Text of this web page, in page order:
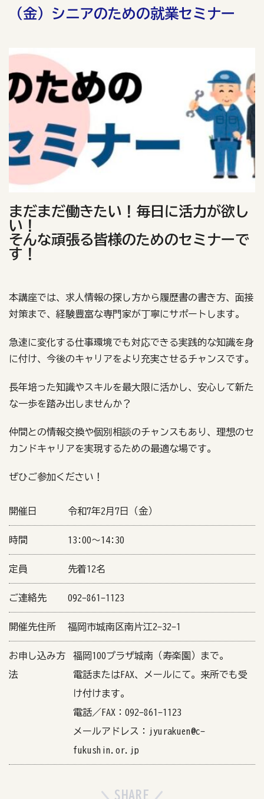
（金）シニアのための就業セミナー
まだまだ働きたい！毎日に活力が欲し
い！
そんな頑張る皆様のためのセミナーで
す！
本講座では、求人情報の探し方から履歴書の書き方、面接
対策まで、経験豊富な専門家が丁寧にサポートします。
急速に変化する仕事環境でも対応できる実践的な知識を身
に付け、今後のキャリアをより充実させるチャンスです。
長年培った知識やスキルを最大限に活かし、安心して新た
な一歩を踏み出しませんか？
仲間との情報交換や個別相談のチャンスもあり、理想のセ
カンドキャリアを実現するための最適な場です。
ぜひご参加ください！
開催日 令和7年2月7日（金）
時間 13:00〜14:30
定員 先着12名
ご連絡先 092-861-1123
開催先住所 福岡市城南区南片江2-32-1
お申し込み方
法
福岡100プラザ城南（寿楽園）まで。
電話またはFAX、メールにて。来所でも受
け付けます。
電話／FAX：092-861-1123
メールアドレス：jyurakuen@c-
fukushin.or.jp
SHARE